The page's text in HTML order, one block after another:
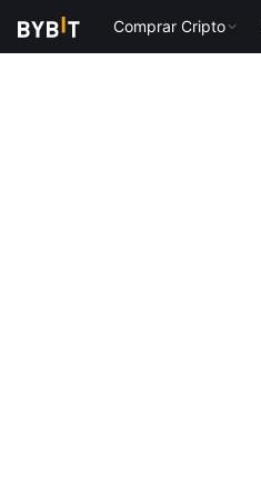
Comprar Cripto